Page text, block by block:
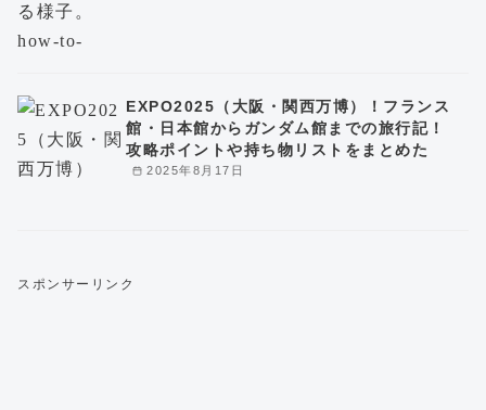
2025年8月17日
EXPO2025（大阪・関西万博）！フランス
館・日本館からガンダム館までの旅行記！
攻略ポイントや持ち物リストをまとめた
スポンサーリンク